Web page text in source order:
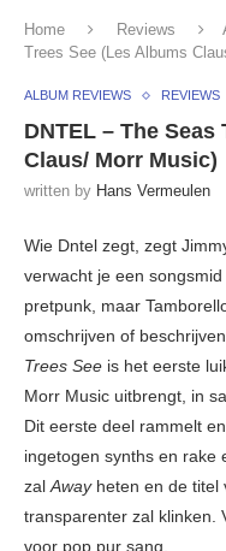
Home Reviews
Trees See (Les Albums
ALBUM REVIEWS REVIEWS
DNTEL – The
Claus/ Morr Music)
written by Hans Vermeulen
Wie Dntel zegt, zegt
verwacht je een
pretpunk, maar
omschrijven of
Trees See is het eerste
Morr Music uitbrengt, in
Dit eerste deel rammelt
ingetogen synths en rake
zalAwayheten en de titel
transparenter zal klinken.
voor pop pur sang.